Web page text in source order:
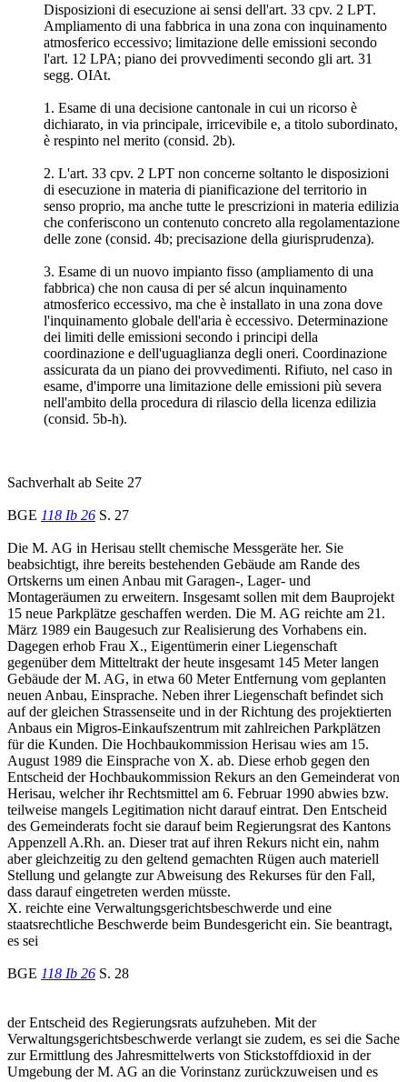
Disposizioni di esecuzione ai sensi dell'art. 33 cpv. 2 LPT.
Ampliamento di una fabbrica in una zona con inquinamento
atmosferico eccessivo; limitazione delle emissioni secondo
l'art. 12 LPA; piano dei provvedimenti secondo gli art. 31
segg. OIAt.
1. Esame di una decisione cantonale in cui un ricorso è
dichiarato, in via principale, irricevibile e, a titolo subordinato,
è respinto nel merito (consid. 2b).
2. L'art. 33 cpv. 2 LPT non concerne soltanto le disposizioni
di esecuzione in materia di pianificazione del territorio in
senso proprio, ma anche tutte le prescrizioni in materia edilizia
che conferiscono un contenuto concreto alla regolamentazione
delle zone (consid. 4b; precisazione della giurisprudenza).
3. Esame di un nuovo impianto fisso (ampliamento di una
fabbrica) che non causa di per sé alcun inquinamento
atmosferico eccessivo, ma che è installato in una zona dove
l'inquinamento globale dell'aria è eccessivo. Determinazione
dei limiti delle emissioni secondo i principi della
coordinazione e dell'uguaglianza degli oneri. Coordinazione
assicurata da un piano dei provvedimenti. Rifiuto, nel caso in
esame, d'imporre una limitazione delle emissioni più severa
nell'ambito della procedura di rilascio della licenza edilizia
(consid. 5b-h).
Sachverhalt ab Seite 27
BGE 118 Ib 26 S. 27
Die M. AG in Herisau stellt chemische Messgeräte her. Sie
beabsichtigt, ihre bereits bestehenden Gebäude am Rande des
Ortskerns um einen Anbau mit Garagen-, Lager- und
Montageräumen zu erweitern. Insgesamt sollen mit dem Bauprojekt
15 neue Parkplätze geschaffen werden. Die M. AG reichte am 21.
März 1989 ein Baugesuch zur Realisierung des Vorhabens ein.
Dagegen erhob Frau X., Eigentümerin einer Liegenschaft
gegenüber dem Mitteltrakt der heute insgesamt 145 Meter langen
Gebäude der M. AG, in etwa 60 Meter Entfernung vom geplanten
neuen Anbau, Einsprache. Neben ihrer Liegenschaft befindet sich
auf der gleichen Strassenseite und in der Richtung des projektierten
Anbaus ein Migros-Einkaufszentrum mit zahlreichen Parkplätzen
für die Kunden. Die Hochbaukommission Herisau wies am 15.
August 1989 die Einsprache von X. ab. Diese erhob gegen den
Entscheid der Hochbaukommission Rekurs an den Gemeinderat von
Herisau, welcher ihr Rechtsmittel am 6. Februar 1990 abwies bzw.
teilweise mangels Legitimation nicht darauf eintrat. Den Entscheid
des Gemeinderats focht sie darauf beim Regierungsrat des Kantons
Appenzell A.Rh. an. Dieser trat auf ihren Rekurs nicht ein, nahm
aber gleichzeitig zu den geltend gemachten Rügen auch materiell
Stellung und gelangte zur Abweisung des Rekurses für den Fall,
dass darauf eingetreten werden müsste.
X. reichte eine Verwaltungsgerichtsbeschwerde und eine
staatsrechtliche Beschwerde beim Bundesgericht ein. Sie beantragt,
es sei
BGE 118 Ib 26 S. 28
der Entscheid des Regierungsrats aufzuheben. Mit der
Verwaltungsgerichtsbeschwerde verlangt sie zudem, es sei die Sache
zur Ermittlung des Jahresmittelwerts von Stickstoffdioxid in der
Umgebung der M. AG an die Vorinstanz zurückzuweisen und es